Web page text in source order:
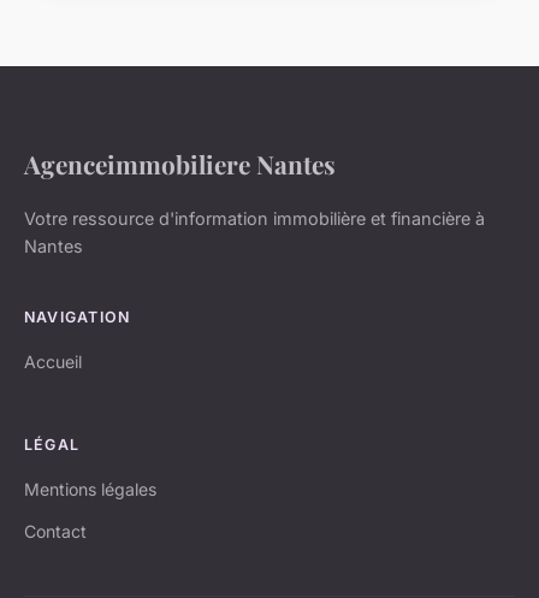
Agenceimmobiliere Nantes
Votre ressource d'information immobilière et financière à
Nantes
NAVIGATION
Accueil
LÉGAL
Mentions légales
Contact